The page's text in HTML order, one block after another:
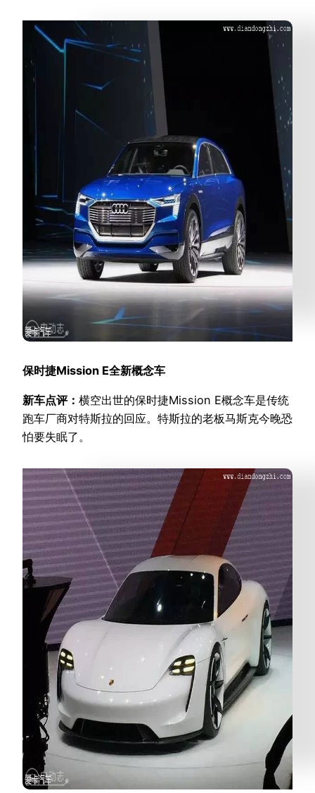
保时捷Mission E全新概念车
新车点评： 横空出世的保时捷Mission E概念车是传统
跑车厂商对特斯拉的回应。特斯拉的老板马斯克今晚恐
怕要失眠了。